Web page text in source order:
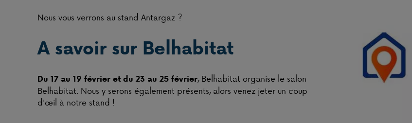
Nous vous verrons au stand Antargaz ?
A savoir sur Belhabitat
Du 17 au 19 février et du 23 au 25 février, Belhabitat organise le salon
Belhabitat. Nous y serons également présents, alors venez jeter un coup
d'œil à notre stand !